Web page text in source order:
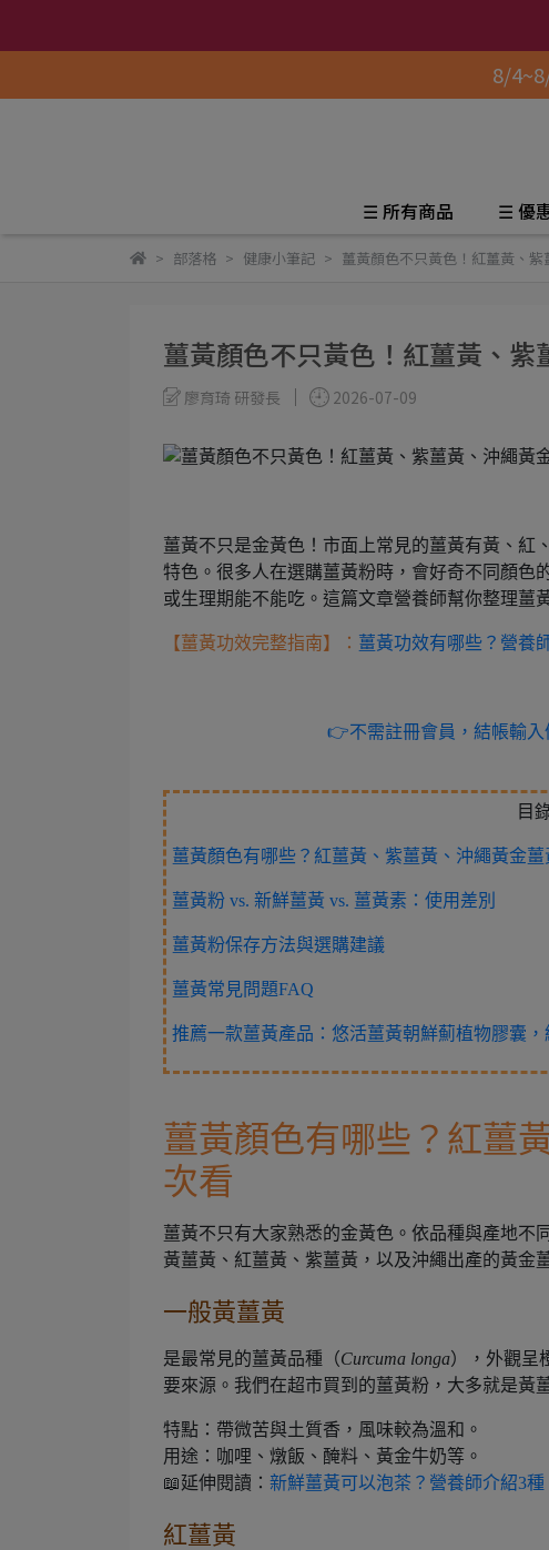
8/
☰ 所有商品 ☰ 優
部落格 健康小筆記 薑黃顏色不只黃色！紅薑黃、
薑黃顏色不只黃色！紅薑黃、
廖育琦 研發長 2026-07-09
薑黃不只是金黃色！市面上常見的薑黃有黃、紅
特色。很多人在選購薑黃粉時，會好奇不同顏色
或生理期能不能吃。這篇文章營養師幫你整理薑
【薑黃功效完整指南】： 薑黃功效有哪些？營養
👉不需註冊會員，結帳輸
目
薑黃顏色有哪些？紅薑黃、紫薑黃、沖繩黃金薑
薑黃粉 vs. 新鮮薑黃 vs. 薑黃素：使用差別
薑黃粉保存方法與選購建議
薑黃常見問題FAQ
推薦一款薑黃產品：悠活薑黃朝鮮薊植物膠囊
薑黃顏色有哪些？紅薑
次看
薑黃不只有大家熟悉的金黃色。依品種與產地不
黃薑黃、紅薑黃、紫薑黃，以及沖繩出產的黃金
一般黃薑黃
是最常見的薑黃品種（Curcuma longa），外觀呈
要來源。我們在超市買到的薑黃粉，大多就是黃
特點：帶微苦與土質香，風味較為溫和。
用途：咖哩、燉飯、醃料、黃金牛奶等。
📖延伸閱讀： 新鮮薑黃可以泡茶？營養師介紹3
紅薑黃